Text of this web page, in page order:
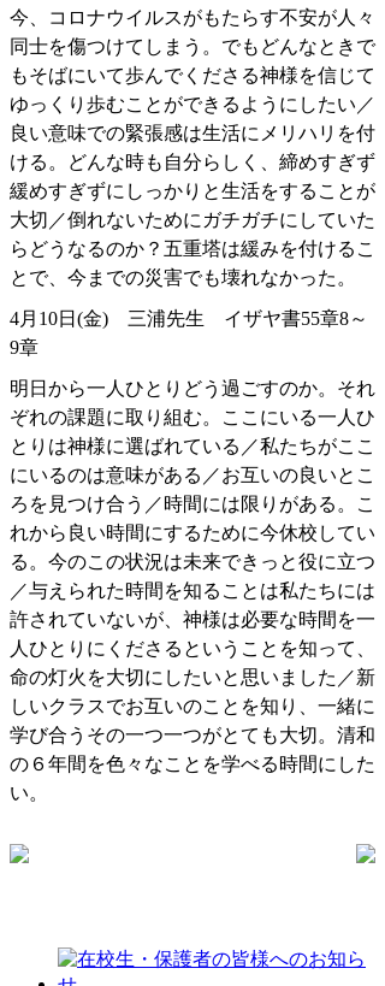
今、コロナウイルスがもたらす不安が人々
同士を傷つけてしまう。でもどんなときで
もそばにいて歩んでくださる神様を信じて
ゆっくり歩むことができるようにしたい／
良い意味での緊張感は生活にメリハリを付
ける。どんな時も自分らしく、締めすぎず
緩めすぎずにしっかりと生活をすることが
大切／倒れないためにガチガチにしていた
らどうなるのか？五重塔は緩みを付けるこ
とで、今までの災害でも壊れなかった。
4月10日(金) 三浦先生 イザヤ書55章8～
9章
明日から一人ひとりどう過ごすのか。それ
ぞれの課題に取り組む。ここにいる一人ひ
とりは神様に選ばれている／私たちがここ
にいるのは意味がある／お互いの良いとこ
ろを見つけ合う／時間には限りがある。こ
れから良い時間にするために今休校してい
る。今のこの状況は未来できっと役に立つ
／与えられた時間を知ることは私たちには
許されていないが、神様は必要な時間を一
人ひとりにくださるということを知って、
命の灯火を大切にしたいと思いました／新
しいクラスでお互いのことを知り、一緒に
学び合うその一つ一つがとても大切。清和
の６年間を色々なことを学べる時間にした
い。